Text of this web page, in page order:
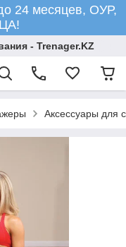
24 месяцев, ОУР,
- Trenager.KZ
Аксессуары для